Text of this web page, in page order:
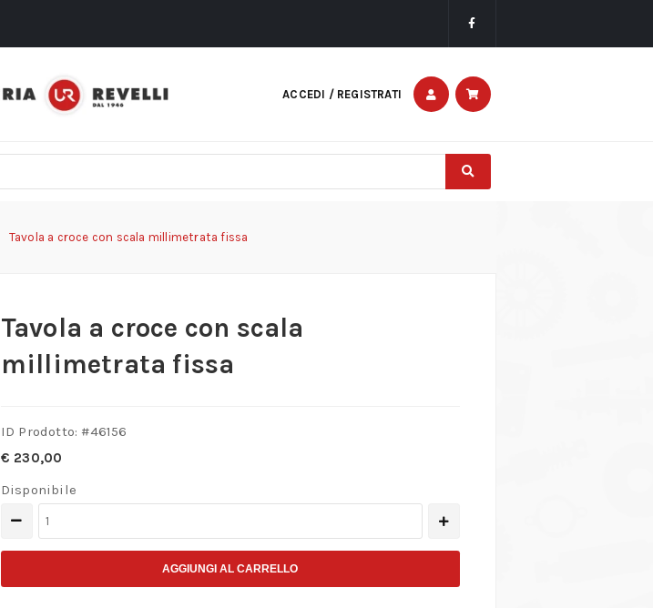
ACCEDI / REGISTRATI
Tavola a croce con scala millimetrata fissa
Tavola a croce con scala
millimetrata fissa
ID Prodotto: #46156
€ 230,00
Disponibile
Tavola
AGGIUNGI AL CARRELLO